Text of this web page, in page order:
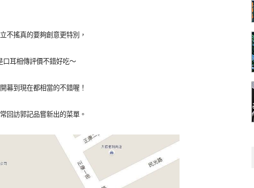
不搖真的要夠創意更特別，
口耳相傳評價不錯好吃～
幕到現在都相當的不錯喔！
回訪郭記品嘗新出的菜單。